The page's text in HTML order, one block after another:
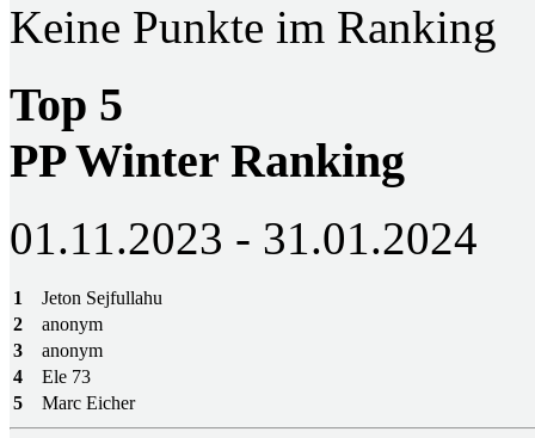
Keine Punkte im Ranking
Top 5
PP Winter Ranking
01.11.2023 - 31.01.2024
1
Jeton Sejfullahu
2
anonym
3
anonym
4
Ele 73
5
Marc Eicher